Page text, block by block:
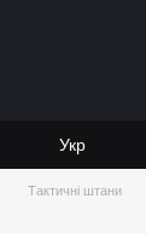
Укр
Тактичні штани